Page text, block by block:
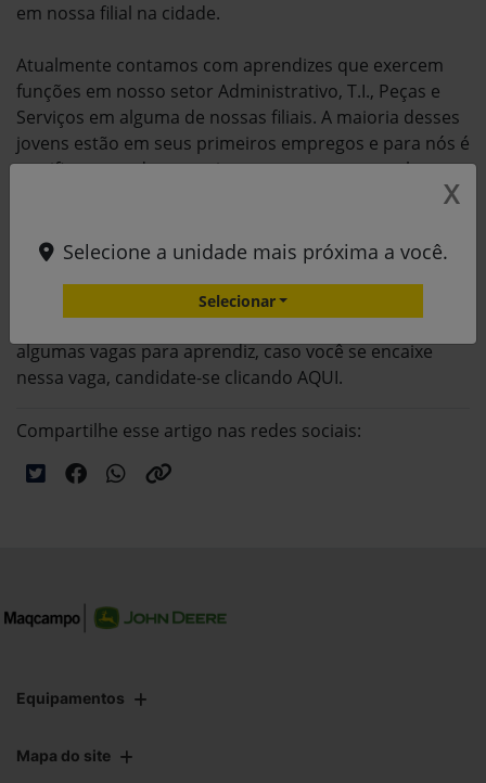
em nossa filial na cidade.
Atualmente contamos com aprendizes que exercem
funções em nosso setor Administrativo, T.I., Peças e
Serviços em alguma de nossas filiais. A maioria desses
jovens estão em seus primeiros empregos e para nós é
gratificante poder capacitar, mostrar nossos valores e
Agradecemos a Conscienciarte por nos prestigiar com
Em nossa plataforma da gupy disponibilizamos
algumas vagas para aprendiz, caso você se encaixe
nessa vaga, candidate-se clicando AQUI.
Compartilhe esse artigo nas redes sociais:
Equipamentos
Mapa do site
X
Selecione a unidade mais próxima a você.
Selecionar